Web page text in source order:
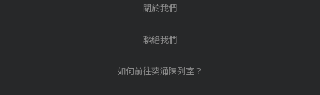
關於我們
聯絡我們
如何前往葵涌陳列室？